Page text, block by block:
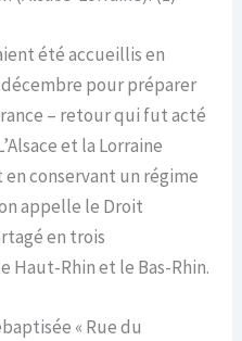
été accueillis en
pour préparer
– retour qui fut acté
et la Lorraine
conservant un régime
appelle le Droit
en trois
Haut-Rhin et le Bas-Rhin.
« Rue du